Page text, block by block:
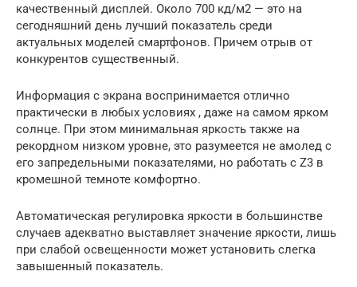
качественный дисплей. Около 700 кд/м2 — это на
сегодняшний день лучший показатель среди
актуальных моделей смартфонов. Причем отрыв от
конкурентов существенный.
Информация с экрана воспринимается отлично
практически в любых условиях , даже на самом ярком
солнце. При этом минимальная яркость также на
рекордном низком уровне, это разумеется не амолед с
его запредельными показателями, но работать с Z3 в
кромешной темноте комфортно.
Автоматическая регулировка яркости в большинстве
случаев адекватно выставляет значение яркости, лишь
при слабой освещенности может установить слегка
завышенный показатель.